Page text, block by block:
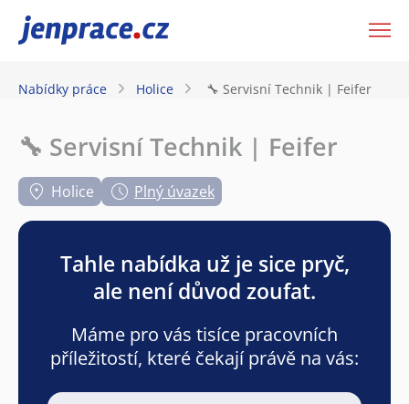
JenPráce.cz
Nabídky práce Holice 🔧 Servisní Technik | Feifer
🔧 Servisní Technik | Feifer
Holice Plný úvazek
Tahle nabídka už je sice pryč,
ale není důvod zoufat.
Máme pro vás tisíce pracovních
příležitostí, které čekají právě na vás: